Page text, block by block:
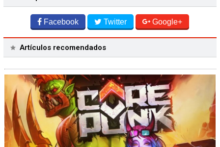
Facebook Twitter Google+
Artículos recomendados